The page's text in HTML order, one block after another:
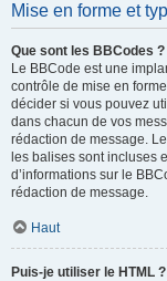
Mise en forme et
Que sont les BBCodes ?
Le BBCode est une
contrôle de mise en
décider si vous pouvez
dans chacun de vos
rédaction de message.
les balises sont incluses
d’informations sur le
rédaction de message.
Haut
Puis-je utiliser le HTML ?